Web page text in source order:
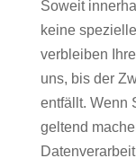
Soweit
keine
verbleiben
uns, bis der
entfällt. Wenn
geltend